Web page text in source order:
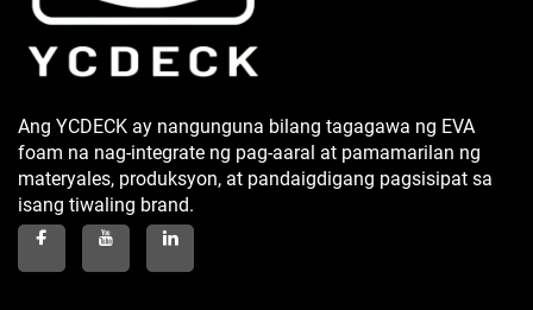
Ang YCDECK ay nangunguna bilang tagagawa ng EVA
foam na nag-integrate ng pag-aaral at pamamarilan ng
materyales, produksyon, at pandaigdigang pagsisipat sa
isang tiwaling brand.